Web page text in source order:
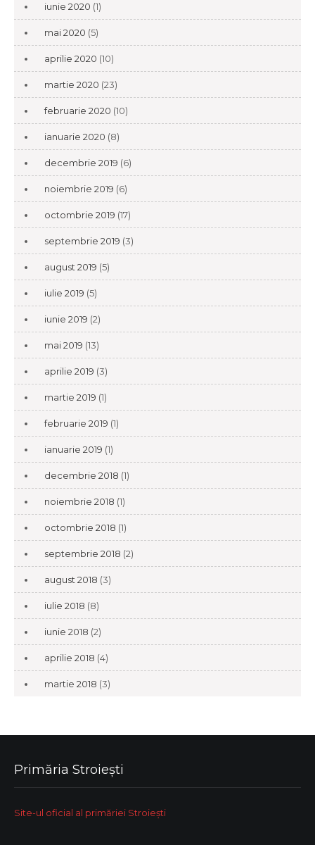
iunie 2020 (1)
mai 2020 (5)
aprilie 2020 (10)
martie 2020 (23)
februarie 2020 (10)
ianuarie 2020 (8)
decembrie 2019 (6)
noiembrie 2019 (6)
octombrie 2019 (17)
septembrie 2019 (3)
august 2019 (5)
iulie 2019 (5)
iunie 2019 (2)
mai 2019 (13)
aprilie 2019 (3)
martie 2019 (1)
februarie 2019 (1)
ianuarie 2019 (1)
decembrie 2018 (1)
noiembrie 2018 (1)
octombrie 2018 (1)
septembrie 2018 (2)
august 2018 (3)
iulie 2018 (8)
iunie 2018 (2)
aprilie 2018 (4)
martie 2018 (3)
Primăria Stroiești
Site-ul oficial al primăriei Stroiești